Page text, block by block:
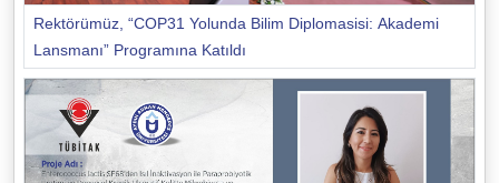
Rektörümüz, “COP31 Yolunda Bilim Diplomasisi: Akademi
Lansmanı” Programına Katıldı